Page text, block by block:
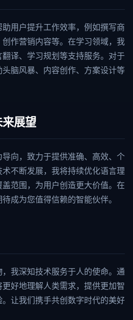
用户提升工作效率，例如撰写商
作营销内容等。在学习领域，我
译、学习规划等支持服务。对于
脑风暴、内容创作、方案设计等
展望
向，致力于提供准确、高效、个
不断发展，我将持续优化语言理
范围，为用户创造更大价值。在
成为您值得信赖的智能伙伴。
我深知技术服务于人的使命。通
好地理解人类需求，提供更加智
让我们携手共创数字时代的美好